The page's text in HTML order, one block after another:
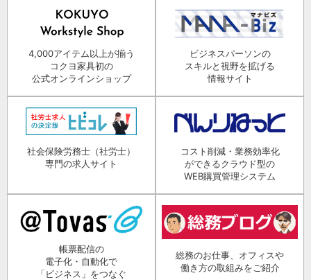
4,000アイテム以上が揃う
コクヨ家具初の
公式オンラインショップ
ビジネスパーソンの
スキルと視野を拡げる
情報サイト
社会保険労務士（社労士）
専門の求人サイト
コスト削減・業務効率化
ができるクラウド型の
WEB購買管理システム
帳票配信の
電子化・自動化で
「ビジネス」をつなぐ
総務のお仕事、オフィスや
働き方の取組みをご紹介